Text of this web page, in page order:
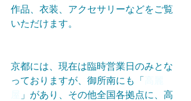
作品、衣装、アクセサリーなどをご覧
いただけます。
京都には、現在は臨時営業日のみとな
っておりますが、御所南にも「
」があり、その他全国各拠点に、高